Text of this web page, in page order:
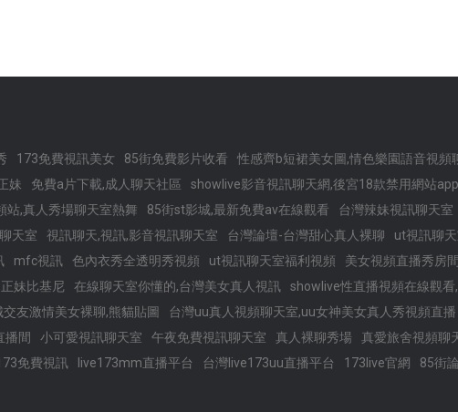
173免費視訊美女 85街免費影片收看 性感齊b短裙美女圖,情色樂園語音視頻
妹 免費a片下載,成人聊天社區 showlive影音視訊聊天網,後宮18款禁用網站
站,真人秀場聊天室熱舞 85街st影城,最新免費av在線觀看 台灣辣妹視訊聊天室
天室 視訊聊天,視訊,影音視訊聊天室 台灣論壇-台灣甜心真人裸聊 ut視訊聊
mfc視訊 色內衣秀全透明秀視頻 ut視訊聊天室福利視頻 美女視頻直播秀房間
妹比基尼 在線聊天室你懂的,台灣美女真人視訊 showlive性直播視頻在線觀看
交友激情美女裸聊,熊貓貼圖 台灣uu真人視頻聊天室,uu女神美女真人秀視頻直播
播間 小可愛視訊聊天室 午夜免費視訊聊天室 真人裸聊秀場 真愛旅舍視頻聊
免費視訊 live173mm直播平台 台灣live173uu直播平台 173live官網 85街